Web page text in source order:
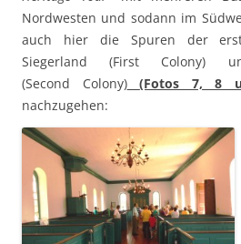
Nordwesten und sodann im
auch hier die Spuren der
Siegerland (First Colony)
(Second Colony)
(Fotos 7, 8
nachzugehen: